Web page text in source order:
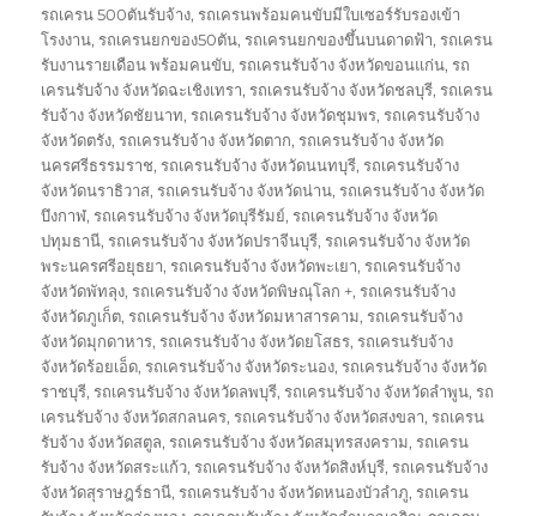
รถเครน 500ตันรับจ้าง,รถเครนพร้อมคนขับมีใบเซอร์รับรองเข้า
โรงงาน,รถเครนยกของ50ตัน,รถเครนยกของขึ้นบนดาดฟ้า,รถเครน
รับงานรายเดือน พร้อมคนขับ,รถเครนรับจ้าง จังหวัดขอนแก่น,รถ
เครนรับจ้าง จังหวัดฉะเชิงเทรา,รถเครนรับจ้าง จังหวัดชลบุรี,รถเครน
รับจ้าง จังหวัดชัยนาท,รถเครนรับจ้าง จังหวัดชุมพร,รถเครนรับจ้าง
จังหวัดตรัง,รถเครนรับจ้าง จังหวัดตาก,รถเครนรับจ้าง จังหวัด
นครศรีธรรมราช,รถเครนรับจ้าง จังหวัดนนทบุรี,รถเครนรับจ้าง
จังหวัดนราธิวาส,รถเครนรับจ้าง จังหวัดน่าน,รถเครนรับจ้าง จังหวัด
บึงกาฬ,รถเครนรับจ้าง จังหวัดบุรีรัมย์,รถเครนรับจ้าง จังหวัด
ปทุมธานี,รถเครนรับจ้าง จังหวัดปราจีนบุรี,รถเครนรับจ้าง จังหวัด
พระนครศรีอยุธยา,รถเครนรับจ้าง จังหวัดพะเยา,รถเครนรับจ้าง
จังหวัดพัทลุง,รถเครนรับจ้าง จังหวัดพิษณุโลก +,รถเครนรับจ้าง
จังหวัดภูเก็ต,รถเครนรับจ้าง จังหวัดมหาสารคาม,รถเครนรับจ้าง
จังหวัดมุกดาหาร,รถเครนรับจ้าง จังหวัดยโสธร,รถเครนรับจ้าง
จังหวัดร้อยเอ็ด,รถเครนรับจ้าง จังหวัดระนอง,รถเครนรับจ้าง จังหวัด
ราชบุรี,รถเครนรับจ้าง จังหวัดลพบุรี,รถเครนรับจ้าง จังหวัดลำพูน,รถ
เครนรับจ้าง จังหวัดสกลนคร,รถเครนรับจ้าง จังหวัดสงขลา,รถเครน
รับจ้าง จังหวัดสตูล,รถเครนรับจ้าง จังหวัดสมุทรสงคราม,รถเครน
รับจ้าง จังหวัดสระแก้ว,รถเครนรับจ้าง จังหวัดสิงห์บุรี,รถเครนรับจ้าง
จังหวัดสุราษฎร์ธานี,รถเครนรับจ้าง จังหวัดหนองบัวลำภู,รถเครน